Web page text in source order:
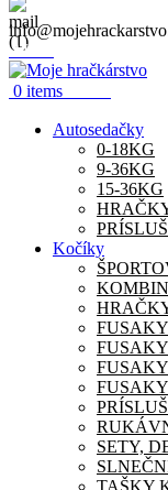
Menu
0 items
Autosedačky
0-18KG
9-36KG
15-36KG
Kočíky
SETY,
TAŠKY